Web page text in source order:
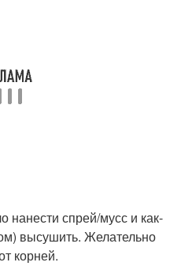
нанести спрей/мусс и как-
высушить. Желательно
корней.